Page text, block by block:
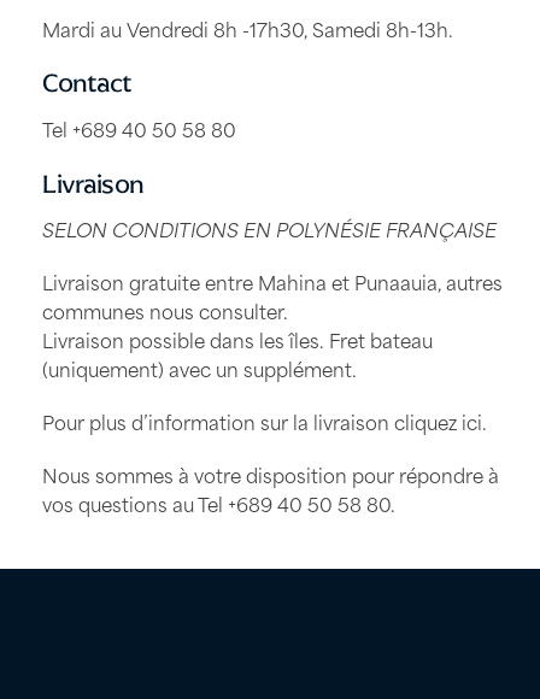
Mardi au Vendredi 8h -17h30, Samedi 8h-13h.
Contact
Tel +689 40 50 58 80
Livraison
SELON CONDITIONS EN POLYNÉSIE FRANÇAISE
Livraison gratuite entre Mahina et Punaauia, autres
communes nous consulter.
Livraison possible dans les îles. Fret bateau
(uniquement) avec un supplément.
Pour plus d’information sur la livraisoncliquez ici.
Nous sommes à votre disposition pour répondre à
vos questions au Tel +689 40 50 58 80.